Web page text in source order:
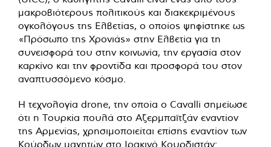
μακροβιότερους πολιτικούς και διακεκριμένους
ογκολόγους της Ελβετίας, ο οποίος ψηφίστηκε ως
«Πρόσωπο της Χρονιάς» στην Ελβετία για τη
συνεισφορά του στην κοινωνία, την εργασία στον
καρκίνο και την φροντίδα και προσφορά του στον
αναπτυσσόμενο κόσμο.
Η τεχνολογία drone, την οποία ο Cavalli σημείωσε
ότι η Τουρκία πουλά στο Αζερμπαϊτζάν εναντίον
της Αρμενίας, χρησιμοποιείται επίσης εναντίον των
Κούρδων μαχητών στο Ιρακινό Κουρδιστάν: